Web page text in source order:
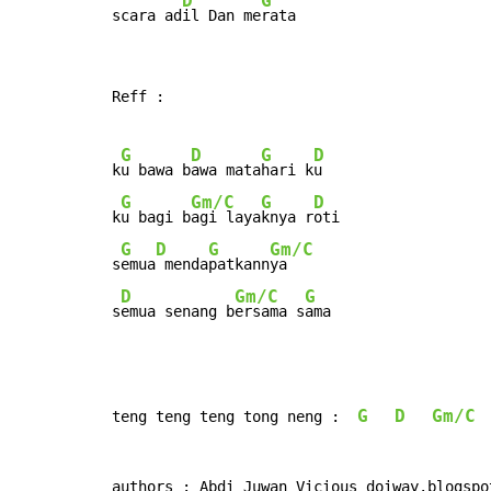
scara adil Dan merata
Reff :
k
G
u bawa b
D
awa mata
G
hari k
D
u
k
G
u bagi b
Gm/C
agi laya
G
knya r
D
oti
s
G
emua
D
menda
G
patkann
Gm/C
ya
s
D
emua senang b
Gm/C
ersama s
G
ama
teng teng teng tong neng : G D Gm/C
authors : Abdi Juwan Vicious